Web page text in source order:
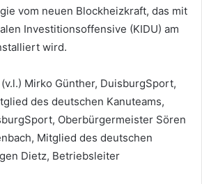
vom neuen Blockheizkraft, das mit
Investitionsoffensive (KIDU) am
wird.
Mirko Günther, DuisburgSport,
des deutschen Kanuteams,
Oberbürgermeister Sören
Mitglied des deutschen
Dietz, Betriebsleiter